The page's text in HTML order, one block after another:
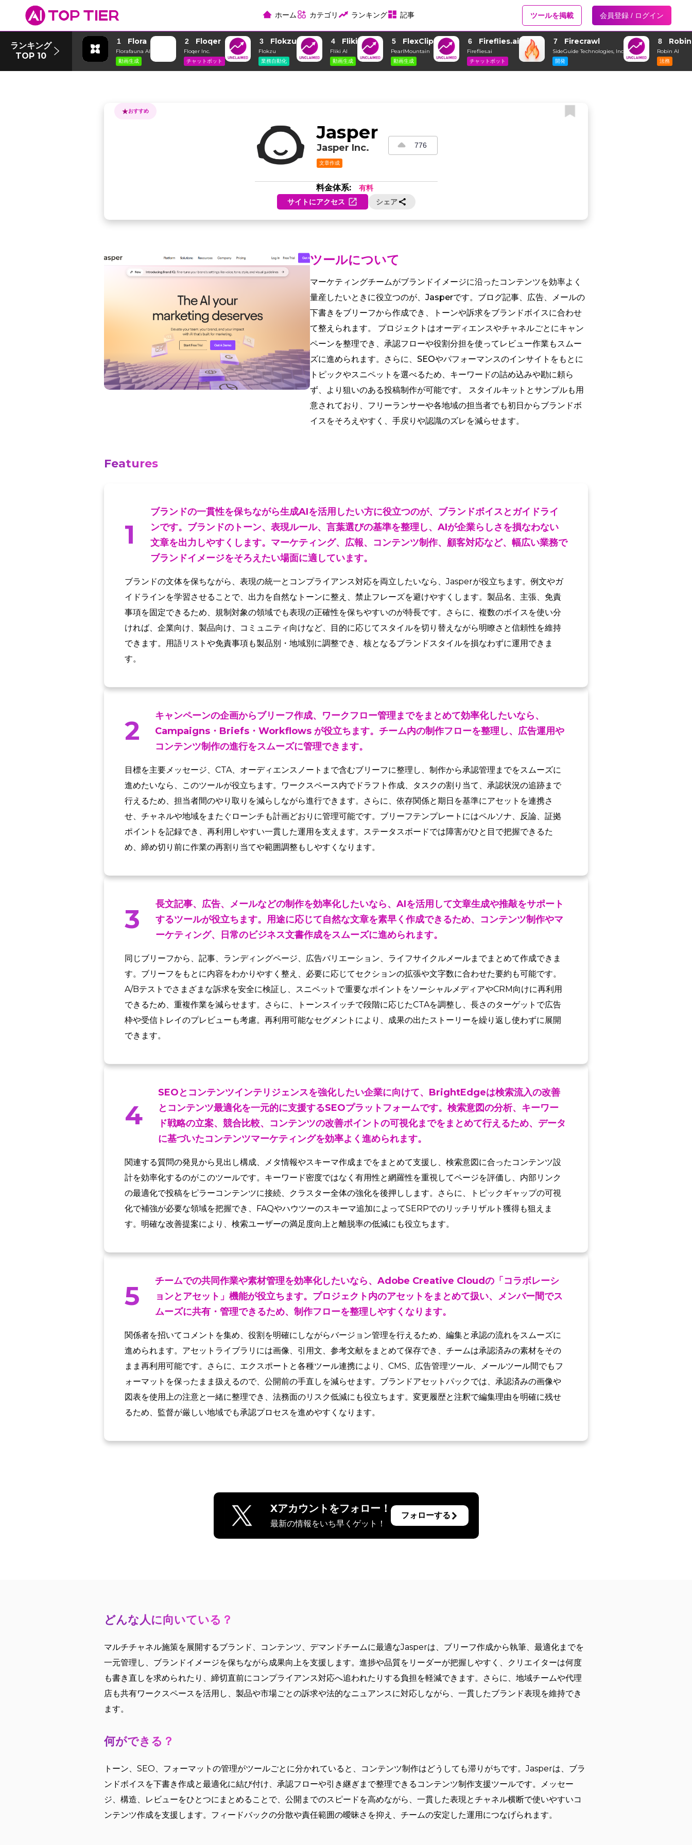
ホーム カテゴリ ランキング 記事 ツールを掲載 会員登録 / ログイン
ランキング
TOP 10
1 Flora
Florafauna AI
動画生成
2 Floqer
Floqer Inc.
チャットボット
3 Flokzu
Flokzu
業務自動化
4 Fliki
Fliki AI
動画生成
5 FlexClip
PearlMountain
動画生成
6 Fireflies.ai
Fireflies.ai
チャットボット
7 Firecrawl
SideGuide Technologies, Inc
開発
8
Robin AI
法務
おすすめ
Jasper
Jasper Inc.
文章作成
776
料金体系: 有料
サイトにアクセス シェア
ツールについて
マーケティングチームがブランドイメージに沿ったコンテンツを効率よく
量産したいときに役立つのが、Jasperです。ブログ記事、広告、メールの
下書きをブリーフから作成でき、トーンや訴求をブランドボイスに合わせ
て整えられます。 プロジェクトはオーディエンスやチャネルごとにキャン
ペーンを整理でき、承認フローや役割分担を使ってレビュー作業もスムー
ズに進められます。さらに、SEOやパフォーマンスのインサイトをもとに
トピックやスニペットを選べるため、キーワードの詰め込みや勘に頼ら
ず、より狙いのある投稿制作が可能です。 スタイルキットとサンプルも用
意されており、フリーランサーや各地域の担当者でも初日からブランドボ
イスをそろえやすく、手戻りや認識のズレを減らせます。
Features
1
ブランドの一貫性を保ちながら生成AIを活用したい方に役立つのが、ブランドボイスとガイドライ
ンです。ブランドのトーン、表現ルール、言葉選びの基準を整理し、AIが企業らしさを損なわない
文章を出力しやすくします。マーケティング、広報、コンテンツ制作、顧客対応など、幅広い業務で
ブランドイメージをそろえたい場面に適しています。
ブランドの文体を保ちながら、表現の統一とコンプライアンス対応を両立したいなら、Jasperが役立ちます。例文やガ
イドラインを学習させることで、出力を自然なトーンに整え、禁止フレーズを避けやすくします。製品名、主張、免責
事項を固定できるため、規制対象の領域でも表現の正確性を保ちやすいのが特長です。さらに、複数のボイスを使い分
ければ、企業向け、製品向け、コミュニティ向けなど、目的に応じてスタイルを切り替えながら明瞭さと信頼性を維持
できます。用語リストや免責事項も製品別・地域別に調整でき、核となるブランドスタイルを損なわずに運用できま
す。
2
キャンペーンの企画からブリーフ作成、ワークフロー管理までをまとめて効率化したいなら、
Campaigns・Briefs・Workflows が役立ちます。チーム内の制作フローを整理し、広告運用や
コンテンツ制作の進行をスムーズに管理できます。
目標を主要メッセージ、CTA、オーディエンスノートまで含むブリーフに整理し、制作から承認管理までをスムーズに
進めたいなら、このツールが役立ちます。ワークスペース内でドラフト作成、タスクの割り当て、承認状況の追跡まで
行えるため、担当者間のやり取りを減らしながら進行できます。さらに、依存関係と期日を基準にアセットを連携さ
せ、チャネルや地域をまたぐローンチも計画どおりに管理可能です。ブリーフテンプレートにはペルソナ、反論、証拠
ポイントを記録でき、再利用しやすい一貫した運用を支えます。ステータスボードでは障害がひと目で把握できるた
め、締め切り前に作業の再割り当てや範囲調整もしやすくなります。
3
長文記事、広告、メールなどの制作を効率化したいなら、AIを活用して文章生成や推敲をサポート
するツールが役立ちます。用途に応じて自然な文章を素早く作成できるため、コンテンツ制作やマ
ーケティング、日常のビジネス文書作成をスムーズに進められます。
同じブリーフから、記事、ランディングページ、広告バリエーション、ライフサイクルメールまでまとめて作成できま
す。ブリーフをもとに内容をわかりやすく整え、必要に応じてセクションの拡張や文字数に合わせた要約も可能です。
A/Bテストでさまざまな訴求を安全に検証し、スニペットで重要なポイントをソーシャルメディアやCRM向けに再利用
できるため、重複作業を減らせます。さらに、トーンスイッチで段階に応じたCTAを調整し、長さのターゲットで広告
枠や受信トレイのプレビューも考慮。再利用可能なセグメントにより、成果の出たストーリーを繰り返し使わずに展開
できます。
4
SEOとコンテンツインテリジェンスを強化したい企業に向けて、BrightEdgeは検索流入の改善
とコンテンツ最適化を一元的に支援するSEOプラットフォームです。検索意図の分析、キーワー
ド戦略の立案、競合比較、コンテンツの改善ポイントの可視化までをまとめて行えるため、データ
に基づいたコンテンツマーケティングを効率よく進められます。
関連する質問の発見から見出し構成、メタ情報やスキーマ作成までをまとめて支援し、検索意図に合ったコンテンツ設
計を効率化するのがこのツールです。キーワード密度ではなく有用性と網羅性を重視してページを評価し、内部リンク
の最適化で投稿をピラーコンテンツに接続、クラスター全体の強化を後押しします。さらに、トピックギャップの可視
化で補強が必要な領域を把握でき、FAQやハウツーのスキーマ追加によってSERPでのリッチリザルト獲得も狙えま
す。明確な改善提案により、検索ユーザーの満足度向上と離脱率の低減にも役立ちます。
5
チームでの共同作業や素材管理を効率化したいなら、Adobe Creative Cloudの「コラボレーシ
ョンとアセット」機能が役立ちます。プロジェクト内のアセットをまとめて扱い、メンバー間でス
ムーズに共有・管理できるため、制作フローを整理しやすくなります。
関係者を招いてコメントを集め、役割を明確にしながらバージョン管理を行えるため、編集と承認の流れをスムーズに
進められます。アセットライブラリには画像、引用文、参考文献をまとめて保存でき、チームは承認済みの素材をその
まま再利用可能です。さらに、エクスポートと各種ツール連携により、CMS、広告管理ツール、メールツール間でもフ
ォーマットを保ったまま扱えるので、公開前の手直しを減らせます。ブランドアセットパックでは、承認済みの画像や
図表を使用上の注意と一緒に整理でき、法務面のリスク低減にも役立ちます。変更履歴と注釈で編集理由を明確に残せ
るため、監督が厳しい地域でも承認プロセスを進めやすくなります。
Xアカウントをフォロー！
最新の情報をいち早くゲット！
フォローする
どんな人に向いている？
マルチチャネル施策を展開するブランド、コンテンツ、デマンドチームに最適なJasperは、ブリーフ作成から執筆、最適化までを
一元管理し、ブランドイメージを保ちながら成果向上を支援します。進捗や品質をリーダーが把握しやすく、クリエイターは何度
も書き直しを求められたり、締切直前にコンプライアンス対応へ追われたりする負担を軽減できます。さらに、地域チームや代理
店も共有ワークスペースを活用し、製品や市場ごとの訴求や法的なニュアンスに対応しながら、一貫したブランド表現を維持でき
ます。
何ができる？
トーン、SEO、フォーマットの管理がツールごとに分かれていると、コンテンツ制作はどうしても滞りがちです。Jasperは、ブラ
ンドボイスを下書き作成と最適化に結び付け、承認フローや引き継ぎまで整理できるコンテンツ制作支援ツールです。メッセー
ジ、構造、レビューをひとつにまとめることで、公開までのスピードを高めながら、一貫した表現とチャネル横断で使いやすいコ
ンテンツ作成を支援します。フィードバックの分散や責任範囲の曖昧さを抑え、チームの安定した運用につなげられます。